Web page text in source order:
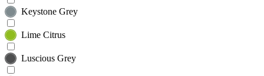
Keystone Grey
Lime Citrus
Luscious Grey